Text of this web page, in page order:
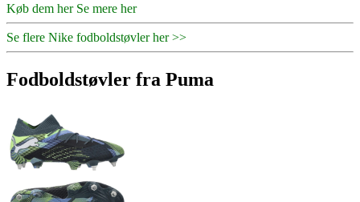
Køb dem herSe mere her
Se flere Nike fodboldstøvler her >>
Fodboldstøvler fra Puma